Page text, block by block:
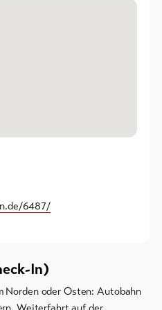
6487/
In)
Norden oder Osten: Autobahn